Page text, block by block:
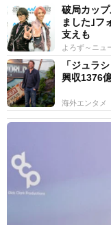
破局カッ
ました｣フ
支えも
よろず～ニュ
「ジュラ
興収1376
海外エンタメ